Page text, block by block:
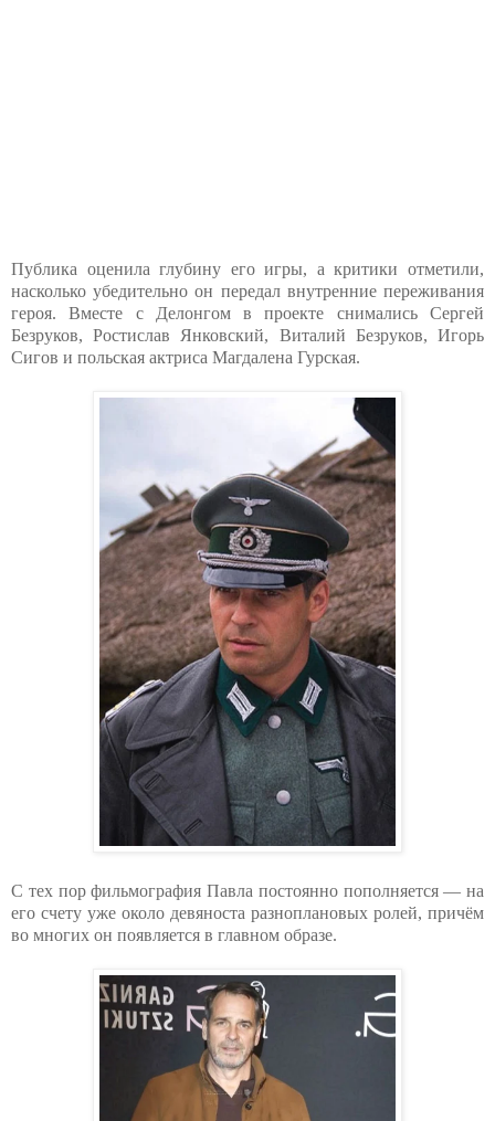
Публика оценила глубину его игры, а критики отметили,
насколько убедительно он передал внутренние переживания
героя. Вместе с Делонгом в проекте снимались Сергей
Безруков, Ростислав Янковский, Виталий Безруков, Игорь
Сигов и польская актриса Магдалена Гурская.
С тех пор фильмография Павла постоянно пополняется — на
его счету уже около девяноста разноплановых ролей, причём
во многих он появляется в главном образе.